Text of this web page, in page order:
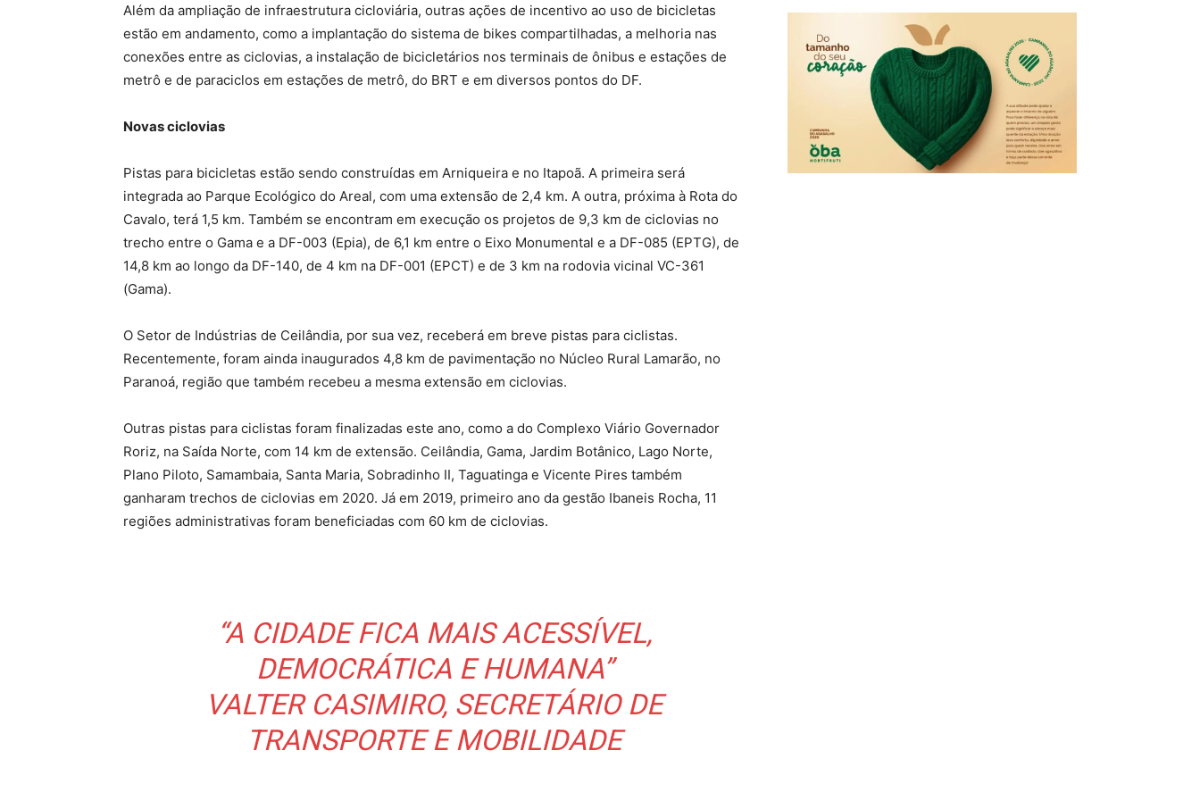
Além da ampliação de infraestrutura cicloviária, outras ações de incentivo ao uso de bicicletas
estão em andamento, como a implantação do sistema de bikes compartilhadas, a melhoria nas
conexões entre as ciclovias, a instalação de bicicletários nos terminais de ônibus e estações de
metrô e de paraciclos em estações de metrô, do BRT e em diversos pontos do DF.
Novas ciclovias
Pistas para bicicletas estão sendo construídas em Arniqueira e no Itapoã. A primeira será
integrada ao Parque Ecológico do Areal, com uma extensão de 2,4 km. A outra, próxima à Rota do
Cavalo, terá 1,5 km. Também se encontram em execução os projetos de 9,3 km de ciclovias no
trecho entre o Gama e a DF-003 (Epia), de 6,1 km entre o Eixo Monumental e a DF-085 (EPTG), de
14,8 km ao longo da DF-140, de 4 km na DF-001 (EPCT) e de 3 km na rodovia vicinal VC-361
(Gama).
O Setor de Indústrias de Ceilândia, por sua vez, receberá em breve pistas para ciclistas.
Recentemente, foram ainda inaugurados 4,8 km de pavimentação no Núcleo Rural Lamarão, no
Paranoá, região que também recebeu a mesma extensão em ciclovias.
Outras pistas para ciclistas foram finalizadas este ano, como a do Complexo Viário Governador
Roriz, na Saída Norte, com 14 km de extensão. Ceilândia, Gama, Jardim Botânico, Lago Norte,
Plano Piloto, Samambaia, Santa Maria, Sobradinho II, Taguatinga e Vicente Pires também
ganharam trechos de ciclovias em 2020. Já em 2019, primeiro ano da gestão Ibaneis Rocha, 11
regiões administrativas foram beneficiadas com 60 km de ciclovias.
“A CIDADE FICA MAIS ACESSÍVEL,
DEMOCRÁTICA E HUMANA”
VALTER CASIMIRO, SECRETÁRIO DE
TRANSPORTE E MOBILIDADE